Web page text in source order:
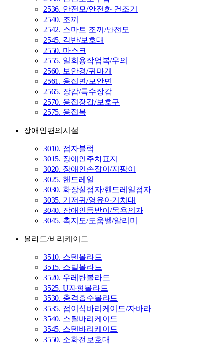
2536. 안전모/안전화 건조기
2540. 조끼
2542. 스마트 조끼/안전모
2545. 각반/보호대
2550. 마스크
2555. 일회용작업복/우의
2560. 보안경/귀마개
2561. 용접면/보안면
2565. 장갑/특수장갑
2570. 용접장갑/보호구
2575. 용접복
장애인편의시설
3010. 점자블럭
3015. 장애인주차표지
3020. 장애인손잡이/지팡이
3025. 핸드레일
3030. 화장실점자/핸드레일점자
3035. 기저귀/영유아거치대
3040. 장애인등받이/목욕의자
3045. 촉지도/도움벨/알리미
볼라드/바리케이드
3510. 스텐볼라드
3515. 스틸볼라드
3520. 우레탄볼라드
3525. U자형볼라드
3530. 충격흡수볼라드
3535. 접이식바리케이드/자바라
3540. 스틸바리케이드
3545. 스텐바리케이드
3550. 소화전보호대